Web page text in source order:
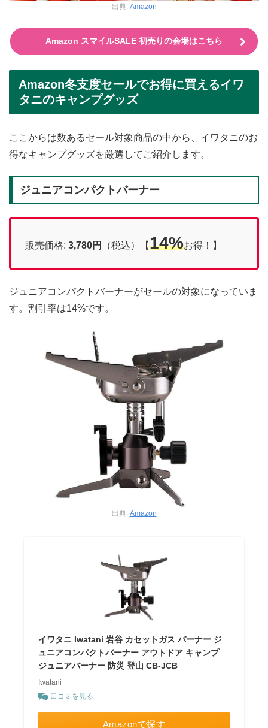
出典: Amazon
Amazon スマイルSALE 初売りの会場はこちら
Amazon冬支度セールでお得に買えるイワ
タニのキャンプグッズ
ここからは数あるセール対象商品の中から、イワタニのお
得なキャンプグッズを厳選してご紹介します。
ジュニアコンパクトバーナー
販売価格: 3,780円 （税込）【14%お得！】
ジュニアコンパクトバーナーがセールの対象になっていま
す。割引率は14%です。
出典: Amazon
イワタニ Iwatani 岩谷 カセットガス バーナー ジ
ュニアコンパクトバーナー アウトドア キャンプ
ジュニアバーナー 防災 登山 CB-JCB
Iwatani
口コミを見る
Amazonで探す